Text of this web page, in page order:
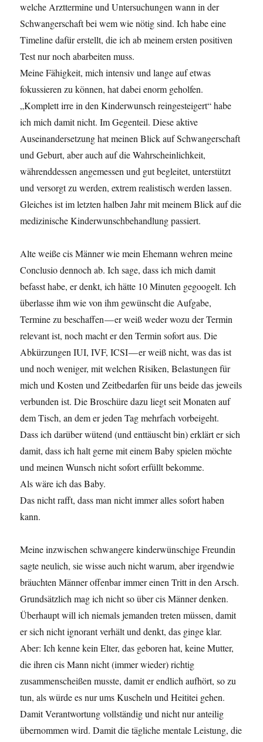
welche Arzttermine und Untersuchungen wann in der
Schwangerschaft bei wem wie nötig sind. Ich habe eine
Timeline dafür erstellt, die ich ab meinem ersten positiven
Test nur noch abarbeiten muss.
Meine Fähigkeit, mich intensiv und lange auf etwas
fokussieren zu können, hat dabei enorm geholfen.
„Komplett irre in den Kinderwunsch reingesteigert“ habe
ich mich damit nicht. Im Gegenteil. Diese aktive
Auseinandersetzung hat meinen Blick auf Schwangerschaft
und Geburt, aber auch auf die Wahrscheinlichkeit,
währenddessen angemessen und gut begleitet, unterstützt
und versorgt zu werden, extrem realistisch werden lassen.
Gleiches ist im letzten halben Jahr mit meinem Blick auf die
medizinische Kinderwunschbehandlung passiert.
Alte weiße cis Männer wie mein Ehemann wehren meine
Conclusio dennoch ab. Ich sage, dass ich mich damit
befasst habe, er denkt, ich hätte 10 Minuten gegoogelt. Ich
überlasse ihm wie von ihm gewünscht die Aufgabe,
Termine zu beschaffen — er weiß weder wozu der Termin
relevant ist, noch macht er den Termin sofort aus. Die
Abkürzungen IUI, IVF, ICSI — er weiß nicht, was das ist
und noch weniger, mit welchen Risiken, Belastungen für
mich und Kosten und Zeitbedarfen für uns beide das jeweils
verbunden ist. Die Broschüre dazu liegt seit Monaten auf
dem Tisch, an dem er jeden Tag mehrfach vorbeigeht.
Dass ich darüber wütend (und enttäuscht bin) erklärt er sich
damit, dass ich halt gerne mit einem Baby spielen möchte
und meinen Wunsch nicht sofort erfüllt bekomme.
Als wäre ich das Baby.
Das nicht rafft, dass man nicht immer alles sofort haben
kann.
Meine inzwischen schwangere kinderwünschige Freundin
sagte neulich, sie wisse auch nicht warum, aber irgendwie
bräuchten Männer offenbar immer einen Tritt in den Arsch.
Grundsätzlich mag ich nicht so über cis Männer denken.
Überhaupt will ich niemals jemanden treten müssen, damit
er sich nicht ignorant verhält und denkt, das ginge klar.
Aber: Ich kenne kein Elter, das geboren hat, keine Mutter,
die ihren cis Mann nicht (immer wieder) richtig
zusammenscheißen musste, damit er endlich aufhört, so zu
tun, als würde es nur ums Kuscheln und Heititei gehen.
Damit Verantwortung vollständig und nicht nur anteilig
übernommen wird. Damit die tägliche mentale Leistung, die